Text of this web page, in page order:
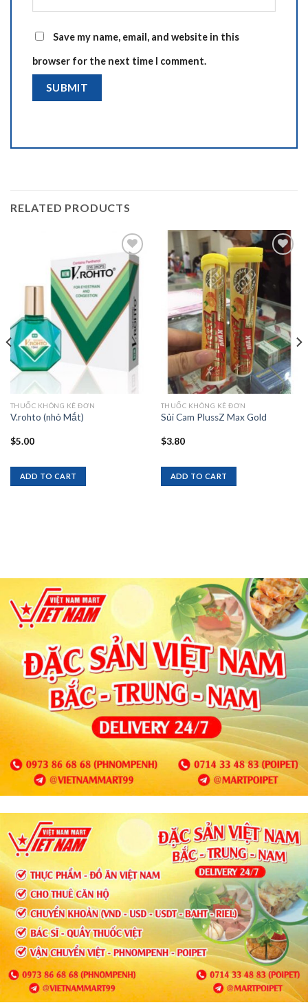
Save my name, email, and website in this
browser for the next time I comment.
RELATED PRODUCTS
Add to
wishlist
THUỐC KHÔNG KÊ ĐƠN
V.rohto (nhỏ Mắt)
$5.00
ADD TO CART
Add to
wishlist
THUỐC KHÔNG KÊ ĐƠN
Sủi Cam PlussZ Max Gold
$3.80
ADD TO CART